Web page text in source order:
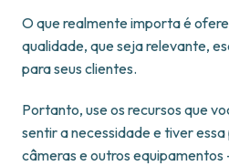
O que realmente importa é
qualidade, que seja relevante,
para seus clientes.
Portanto, use os recursos que
sentir a necessidade e tiver
câmeras e outros